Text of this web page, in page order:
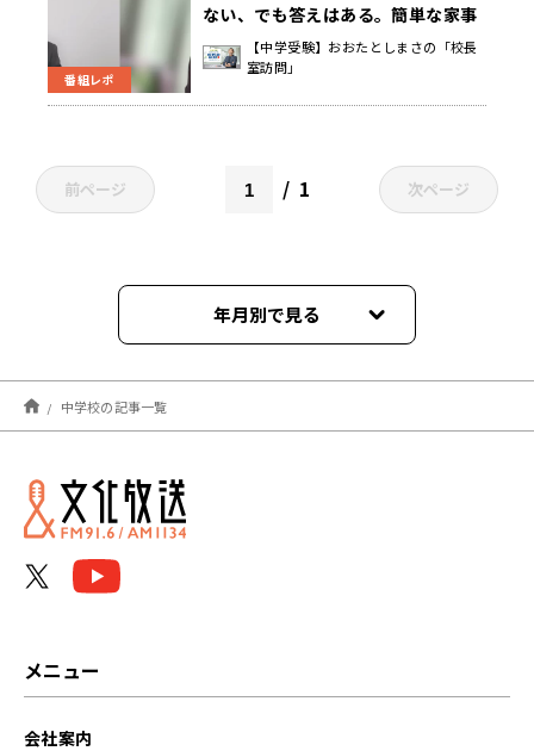
番組レポ
ない、でも答えはある。簡単な家事
でも毎日実行することで、人のため
に役立つ自負が芽生える 藤井 剛 校
【中学受験】おおたとしまさの「校長
室訪問」
前ページ 1 次ページ
年月別で見る
2026年08月
2026年07月
2026年06月
中学校の記事一覧
メニュー
会社案内